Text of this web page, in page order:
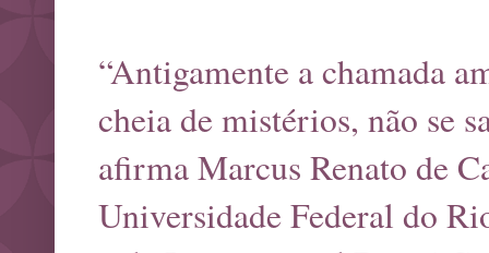
“Antigamente a chamada
cheia de mistérios, não se
afirma Marcus Renato de
Universidade Federal do